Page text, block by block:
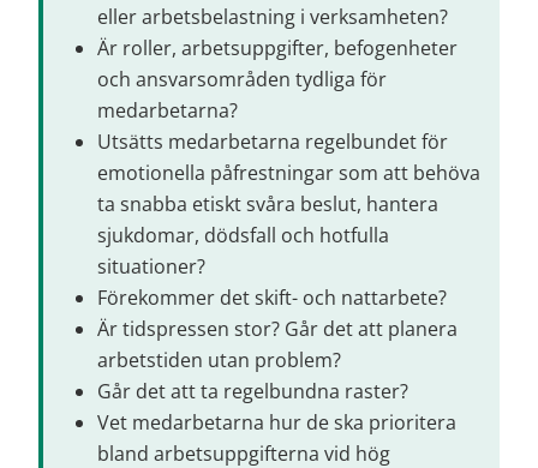
eller arbetsbelastning i verksamheten?
Är roller, arbetsuppgifter, befogenheter
och ansvarsområden tydliga för
medarbetarna?
Utsätts medarbetarna regelbundet för
emotionella påfrestningar som att behöva
ta snabba etiskt svåra beslut, hantera
sjukdomar, dödsfall och hotfulla
situationer?
Förekommer det skift- och nattarbete?
Är tidspressen stor? Går det att planera
arbetstiden utan problem?
Går det att ta regelbundna raster?
Vet medarbetarna hur de ska prioritera
bland arbetsuppgifterna vid hög